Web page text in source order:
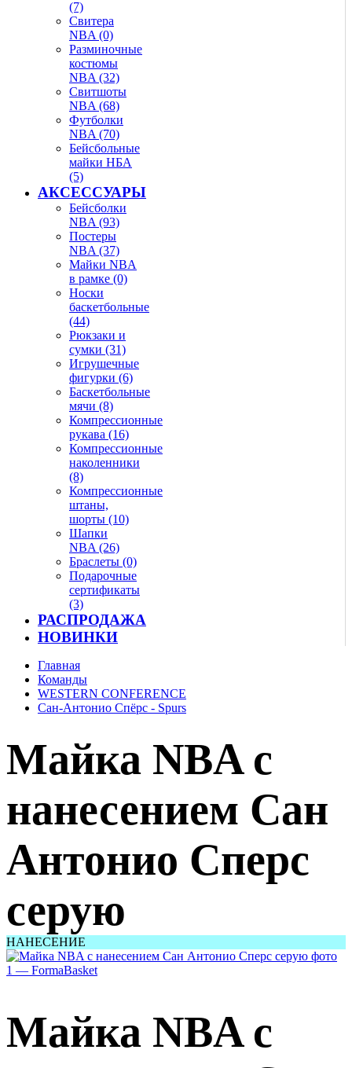
(7)
Свитера
NBA (0)
Разминочные
костюмы
NBA (32)
Свитшоты
NBA (68)
Футболки
NBA (70)
Бейсбольные
майки НБА
(5)
АКСЕССУАРЫ
Бейсболки
NBA (93)
Постеры
NBA (37)
Майки NBA
в рамке (0)
Носки
баскетбольные
(44)
Рюкзаки и
сумки (31)
Игрушечные
фигурки (6)
Баскетбольные
мячи (8)
Компрессионные
рукава (16)
Компрессионные
наколенники
(8)
Компрессионные
штаны,
шорты (10)
Шапки
NBA (26)
Браслеты (0)
Подарочные
сертификаты
(3)
РАСПРОДАЖА
НОВИНКИ
Главная
Команды
WESTERN CONFERENCE
Сан-Антонио Спёрс - Spurs
Майка NBA с
нанесением Сан
Антонио Сперс
серую
НАНЕСЕНИЕ
Майка NBA с